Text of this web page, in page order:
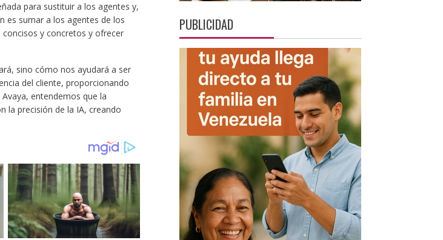
para sustituir a los agentes y,
es sumar a los agentes de los
y concretos y ofrecer
sino cómo nos ayudará a ser
del cliente, proporcionando
entendemos que la
la precisión de la IA, creando
PUBLICIDAD